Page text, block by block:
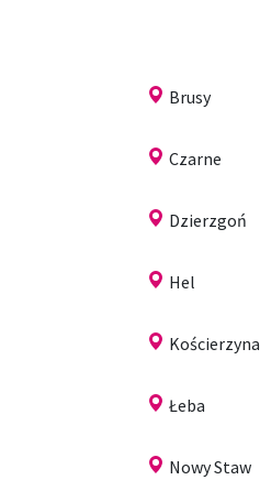
Brusy
Czarne
Dzierzgoń
Hel
Kościerzyna
Łeba
Nowy Staw